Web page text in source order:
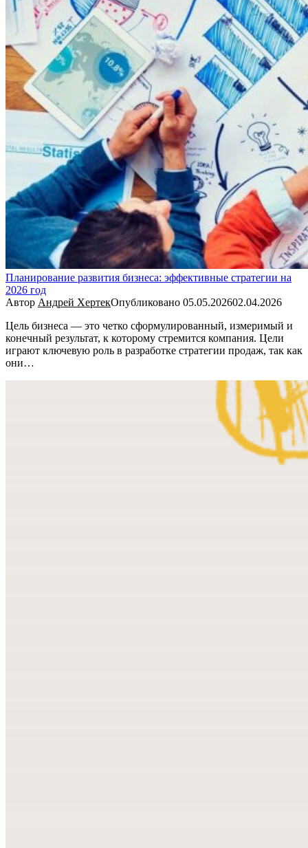
Планирование развития бизнеса: эффективные стратегии на
2026 год
Автор Андрей ХертекОпубликовано 05.05.202602.04.2026
Цель бизнеса — это четко сформулированный, измеримый и
конечный результат, к которому стремится компания. Цели
играют ключевую роль в разработке стратегии продаж, так как
они…